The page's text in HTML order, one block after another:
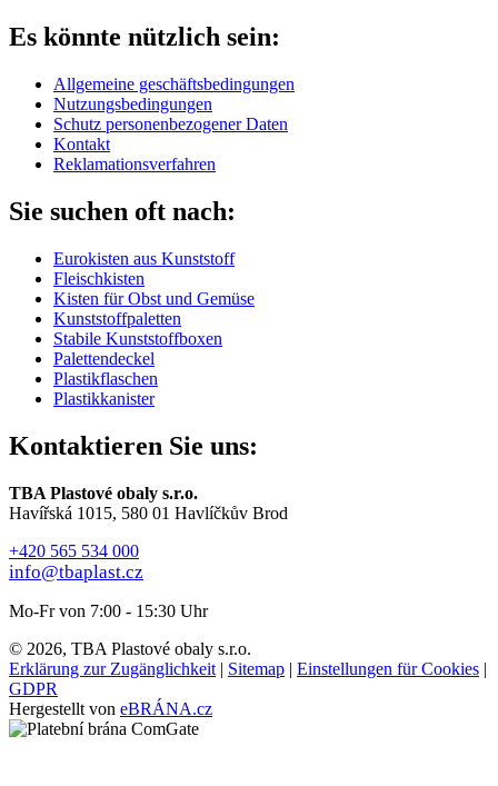
Es könnte nützlich sein:
Allgemeine geschäftsbedingungen
Nutzungsbedingungen
Schutz personenbezogener Daten
Kontakt
Reklamationsverfahren
Sie suchen oft nach:
Eurokisten aus Kunststoff
Fleischkisten
Kisten für Obst und Gemüse
Kunststoffpaletten
Stabile Kunststoffboxen
Palettendeckel
Plastikflaschen
Plastikkanister
Kontaktieren Sie uns:
TBA Plastové obaly s.r.o.
Havířská 1015, 580 01 Havlíčkův Brod
+420 565 534 000
info@tbaplast.cz
Mo-Fr von 7:00 - 15:30 Uhr
© 2026, TBA Plastové obaly s.r.o.
Erklärung zur Zugänglichkeit | Sitemap | Einstellungen für Cookies |
GDPR
Hergestellt von eBRÁNA.cz